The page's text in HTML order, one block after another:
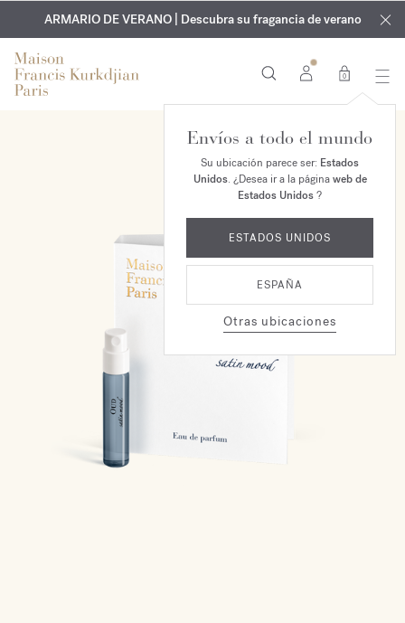
EXCLUSIVO | Descubra la nueva fragancia OUD
velvet mood
en su pedido*
GRABADO GRATUITO | En todas las fragancias y aceites
corporales hasta el 9 de agosto
ARMARIO DE VERANO | Descubra su fragancia de verano
0
Envíos a todo el mundo
Su ubicación parece ser: Estados
Unidos. ¿Desea ir a la páginaweb de
Estados Unidos?
ESTADOS UNIDOS
ESPAÑA
Otras ubicaciones